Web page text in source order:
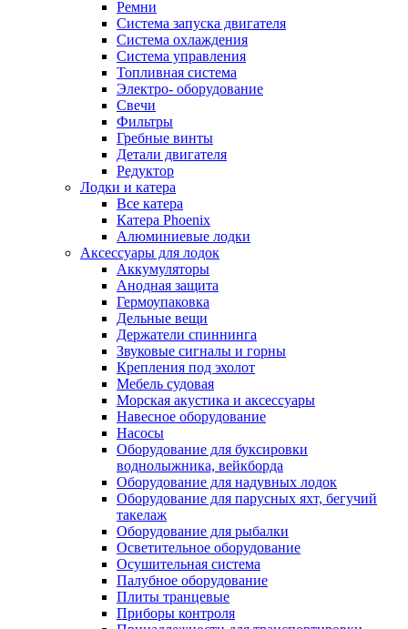
Ремни
Система запуска двигателя
Система охлаждения
Система управления
Топливная система
Электро- оборудование
Свечи
Фильтры
Гребные винты
Детали двигателя
Редуктор
Лодки и катера
Все катера
Катера Phoenix
Алюминиевые лодки
Аксессуары для лодок
Аккумуляторы
Анодная защита
Гермоупаковка
Дельные вещи
Держатели спиннинга
Звуковые сигналы и горны
Крепления под эхолот
Мебель судовая
Морская акустика и аксессуары
Навесное оборудование
Насосы
Оборудование для буксировки
воднолыжника, вейкборда
Оборудование для надувных лодок
Оборудование для парусных яхт, бегучий
такелаж
Оборудование для рыбалки
Осветительное оборудование
Осушительная система
Палубное оборудование
Плиты транцевые
Приборы контроля